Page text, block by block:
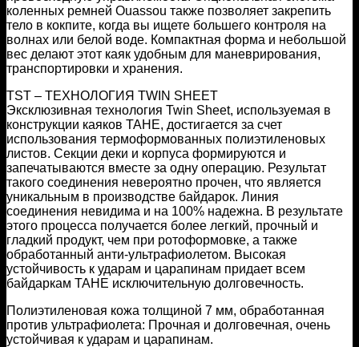
коленных ремней Ouassou также позволяет закрепить
тело в кокпите, когда вы ищете большего контроля на
волнах или белой воде. Компактная форма и небольшой
вес делают этот каяк удобным для маневрирования,
транспортировки и хранения.
TST – ТЕХНОЛОГИЯ TWIN SHEET
Эксклюзивная технология Twin Sheet, используемая в
конструкции каяков TAHE, достигается за счет
использования термоформованных полиэтиленовых
листов. Секции деки и корпуса формируются и
запечатываются вместе за одну операцию. Результат
такого соединения невероятно прочен, что является
уникальным в производстве байдарок. Линия
соединения невидима и на 100% надежна. В результате
этого процесса получается более легкий, прочный и
гладкий продукт, чем при ротоформовке, а также
обработанный анти-ультрафиолетом. Высокая
устойчивость к ударам и царапинам придает всем
байдаркам TAHE исключительную долговечность.
Полиэтиленовая кожа толщиной 7 мм, обработанная
против ультрафиолета: Прочная и долговечная, очень
устойчивая к ударам и царапинам.